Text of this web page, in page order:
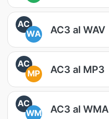
AC
WA
AC3 al WAV
AC
MP
AC3 al MP3
AC
WM
AC3 al WMA